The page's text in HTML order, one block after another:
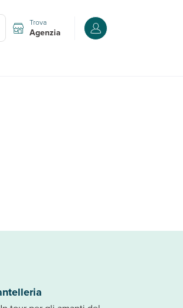
Trova
Agenzia Accedi o registrati